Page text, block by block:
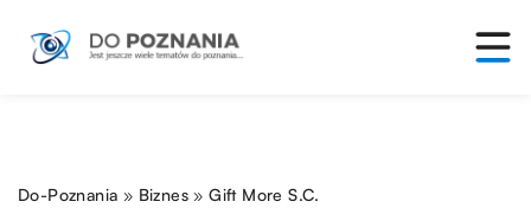
Do-Poznania » Biznes »Gift More S.C.